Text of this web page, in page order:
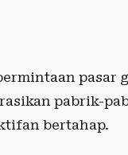
pasar
pabrik-
bertahap.